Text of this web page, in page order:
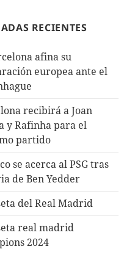
RECIENTES
afina su
europea ante el
recibirá a Joan
y Rafinha para el
partido
se acerca al PSG tras
de Ben Yedder
del Real Madrid
real madrid
2024